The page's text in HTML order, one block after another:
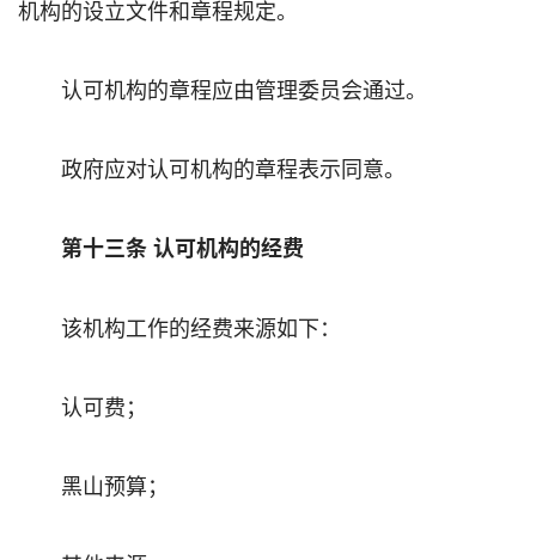
机构的设立文件和章程规定。
认可机构的章程应由管理委员会通过。
政府应对认可机构的章程表示同意。
第十三条 认可机构的经费
该机构工作的经费来源如下：
认可费；
黑山预算；